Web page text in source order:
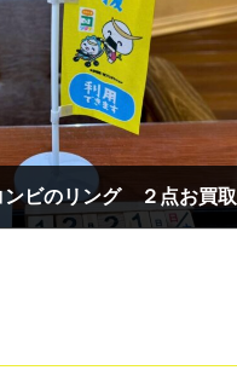
ンビのリング ２点お買取